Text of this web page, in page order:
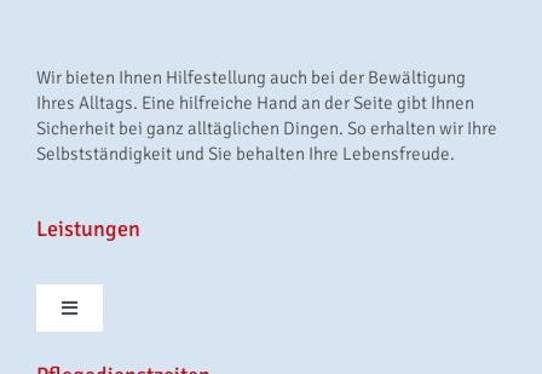
Wir bieten Ihnen Hilfestellung auch bei der Bewältigung
Ihres Alltags. Eine hilfreiche Hand an der Seite gibt Ihnen
Sicherheit bei ganz alltäglichen Dingen. So erhalten wir Ihre
Selbstständigkeit und Sie behalten Ihre Lebensfreude.
Leistungen
Toggle